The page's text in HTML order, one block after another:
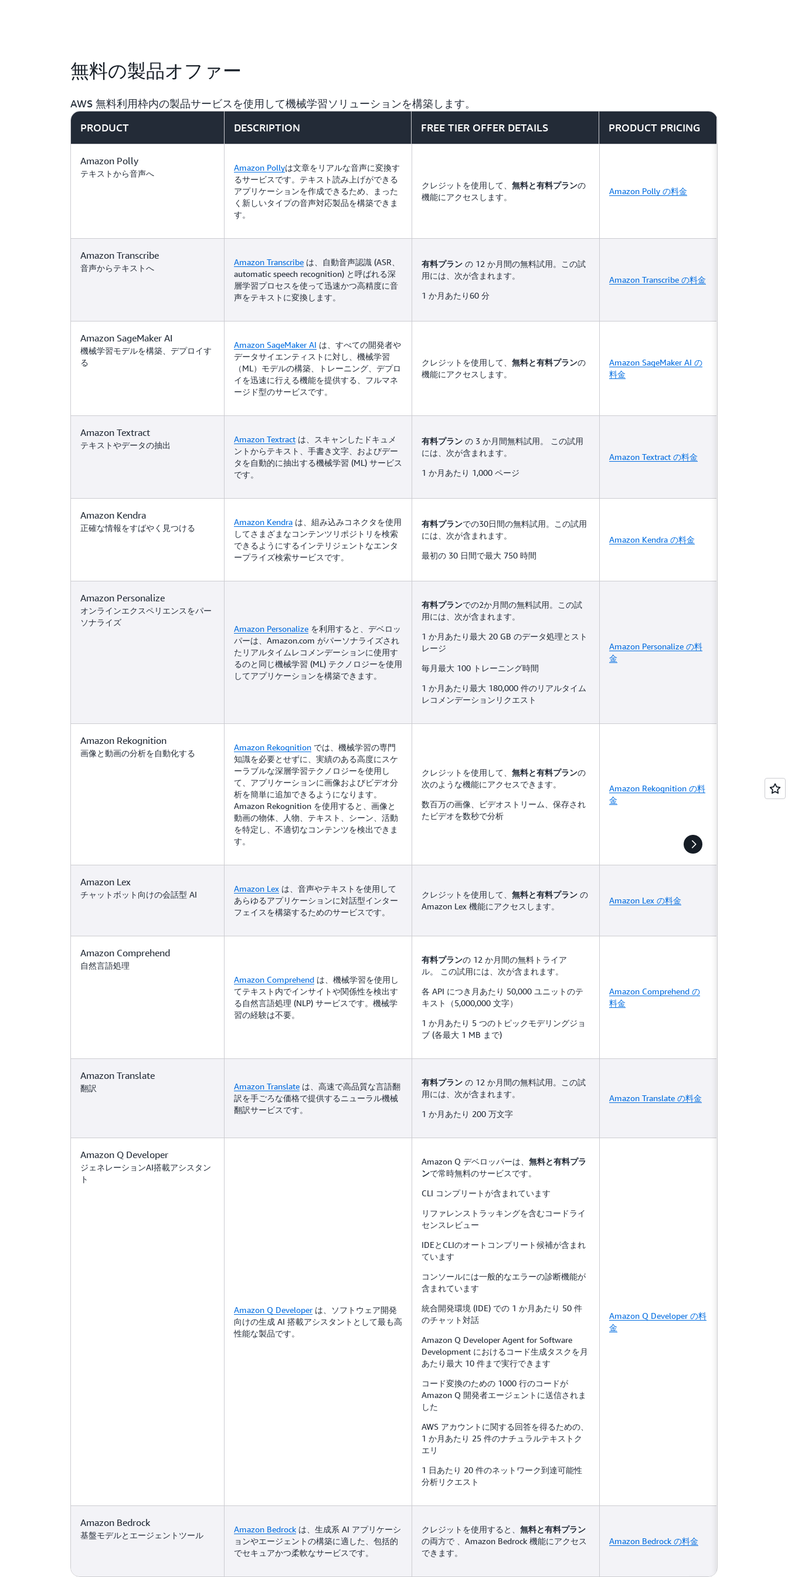
無料の製品オファー
AWS 無料利用枠内の製品サービスを使用して機械学習ソリューションを構築します。
PRODUCT
DESCRIPTION FREE TIER OFFER DETAILS PRODUCT PRICING
Amazon Polly
テキストから音声へ
Amazon Pollyは文章をリアルな音声に変換す
るサービスです。テキスト読み上げができる
アプリケーションを作成できるため、まった
く新しいタイプの音声対応製品を構築できま
す。
クレジットを使用して、 無料と有料プランの
機能にアクセスします。
Amazon Polly の料金
Amazon Transcribe
音声からテキストへ
Amazon Transcribe は、自動音声認識 (ASR、
automatic speech recognition) と呼ばれる深
層学習プロセスを使って迅速かつ高精度に音
声をテキストに変換します。
有料プラン の 12 か月間の無料試用。この試
用には、次が含まれます。
1 か月あたり60 分
Amazon Transcribe の料金
Amazon SageMaker AI
機械学習モデルを構築、デプロイす
る
Amazon SageMaker AI は、すべての開発者や
データサイエンティストに対し、機械学習
（ML）モデルの構築、トレーニング、デプロ
イを迅速に行える機能を提供する、フルマネ
ージド型のサービスです。
クレジットを使用して、 無料と有料プランの
機能にアクセスします。
Amazon SageMaker AI の
料金
Amazon Textract
テキストやデータの抽出
Amazon Textract は、スキャンしたドキュメ
ントからテキスト、手書き文字、およびデー
タを自動的に抽出する機械学習 (ML) サービス
です。
有料プラン の 3 か月間無料試用。 この試用
には、次が含まれます。
1 か月あたり 1,000 ページ
Amazon Textract の料金
Amazon Kendra
正確な情報をすばやく見つける
Amazon Kendra は、組み込みコネクタを使用
してさまざまなコンテンツリポジトリを検索
できるようにするインテリジェントなエンタ
ープライズ検索サービスです。
有料プランでの30日間の無料試用。この試用
には、次が含まれます。
最初の 30 日間で最大 750 時間
Amazon Kendra の料金
Amazon Personalize
オンラインエクスペリエンスをパー
ソナライズ
Amazon Personalize を利用すると、デベロッ
パーは、Amazon.com がパーソナライズされ
たリアルタイムレコメンデーションに使用す
るのと同じ機械学習 (ML) テクノロジーを使用
してアプリケーションを構築できます。
有料プランでの2か月間の無料試用。この試
用には、次が含まれます。
1 か月あたり最大 20 GB のデータ処理とスト
レージ
毎月最大 100 トレーニング時間
1 か月あたり最大 180,000 件のリアルタイム
レコメンデーションリクエスト
Amazon Personalize の料
金
Amazon Rekognition
画像と動画の分析を自動化する
Amazon Rekognition では、機械学習の専門
知識を必要とせずに、実績のある高度にスケ
ーラブルな深層学習テクノロジーを使用し
て、アプリケーションに画像およびビデオ分
析を簡単に追加できるようになります。
Amazon Rekognition を使用すると、画像と
動画の物体、人物、テキスト、シーン、活動
を特定し、不適切なコンテンツを検出できま
す。
クレジットを使用して、 無料と有料プランの
次のような機能にアクセスできます。
数百万の画像、ビデオストリーム、保存され
たビデオを数秒で分析
Amazon Rekognition の料
金
Amazon Lex
チャットボット向けの会話型 AI
Amazon Lex は、音声やテキストを使用して
あらゆるアプリケーションに対話型インター
フェイスを構築するためのサービスです。
クレジットを使用して、 無料と有料プラン の
Amazon Lex 機能にアクセスします。
Amazon Lex の料金
Amazon Comprehend
自然言語処理
Amazon Comprehend は、機械学習を使用し
てテキスト内でインサイトや関係性を検出す
る自然言語処理 (NLP) サービスです。機械学
習の経験は不要。
有料プランの 12 か月間の無料トライア
ル。 この試用には、次が含まれます。
各 API につき月あたり 50,000 ユニットのテ
キスト（5,000,000 文字）
1 か月あたり 5 つのトピックモデリングジョ
ブ (各最大 1 MB まで)
Amazon Comprehend の
料金
Amazon Translate
翻訳 Amazon Translate は、高速で高品質な言語翻
訳を手ごろな価格で提供するニューラル機械
翻訳サービスです。
有料プラン の 12 か月間の無料試用。この試
用には、次が含まれます。
1 か月あたり 200 万文字
Amazon Translate の料金
Amazon Q Developer
ジェネレーションAI搭載アシスタン
ト
Amazon Q Developer は、ソフトウェア開発
向けの生成 AI 搭載アシスタントとして最も高
性能な製品です。
Amazon Q デベロッパーは、 無料と有料プラ
ンで常時無料のサービスです。
CLI コンプリートが含まれています
リファレンストラッキングを含むコードライ
センスレビュー
IDEとCLIのオートコンプリート候補が含まれ
ています
コンソールには一般的なエラーの診断機能が
含まれています
統合開発環境 (IDE) での 1 か月あたり 50 件
のチャット対話
Amazon Q Developer Agent for Software
Development におけるコード生成タスクを月
あたり最大 10 件まで実行できます
コード変換のための 1000 行のコードが
Amazon Q 開発者エージェントに送信されま
した
AWS アカウントに関する回答を得るための、
1 か月あたり 25 件のナチュラルテキストク
エリ
1 日あたり 20 件のネットワーク到達可能性
分析リクエスト
Amazon Q Developer の料
金
Amazon Bedrock
基盤モデルとエージェントツール
Amazon Bedrock は、生成系 AI アプリケーシ
ョンやエージェントの構築に適した、包括的
でセキュアかつ柔軟なサービスです。
クレジットを使用すると、 無料と有料プラン
の両方で 、Amazon Bedrock 機能にアクセス
できます。
Amazon Bedrock の料金